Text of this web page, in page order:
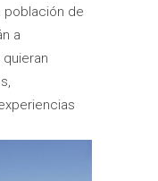
población de
a